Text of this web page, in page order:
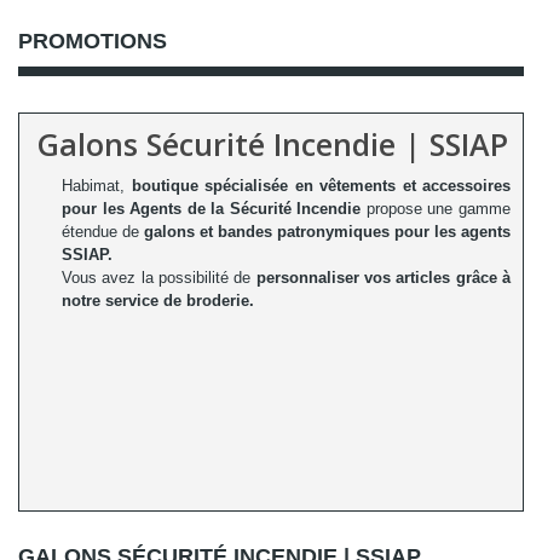
PROMOTIONS
Galons Sécurité Incendie | SSIAP
Habimat, boutique spécialisée en vêtements et accessoires
pour les Agents de la Sécurité Incendie propose une gamme
étendue de galons et bandes patronymiques pour les agents
SSIAP.
Vous avez la possibilité de personnaliser vos articles grâce à
notre service de broderie.